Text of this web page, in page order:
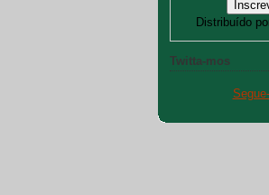
Distribuído
Twitta-mos